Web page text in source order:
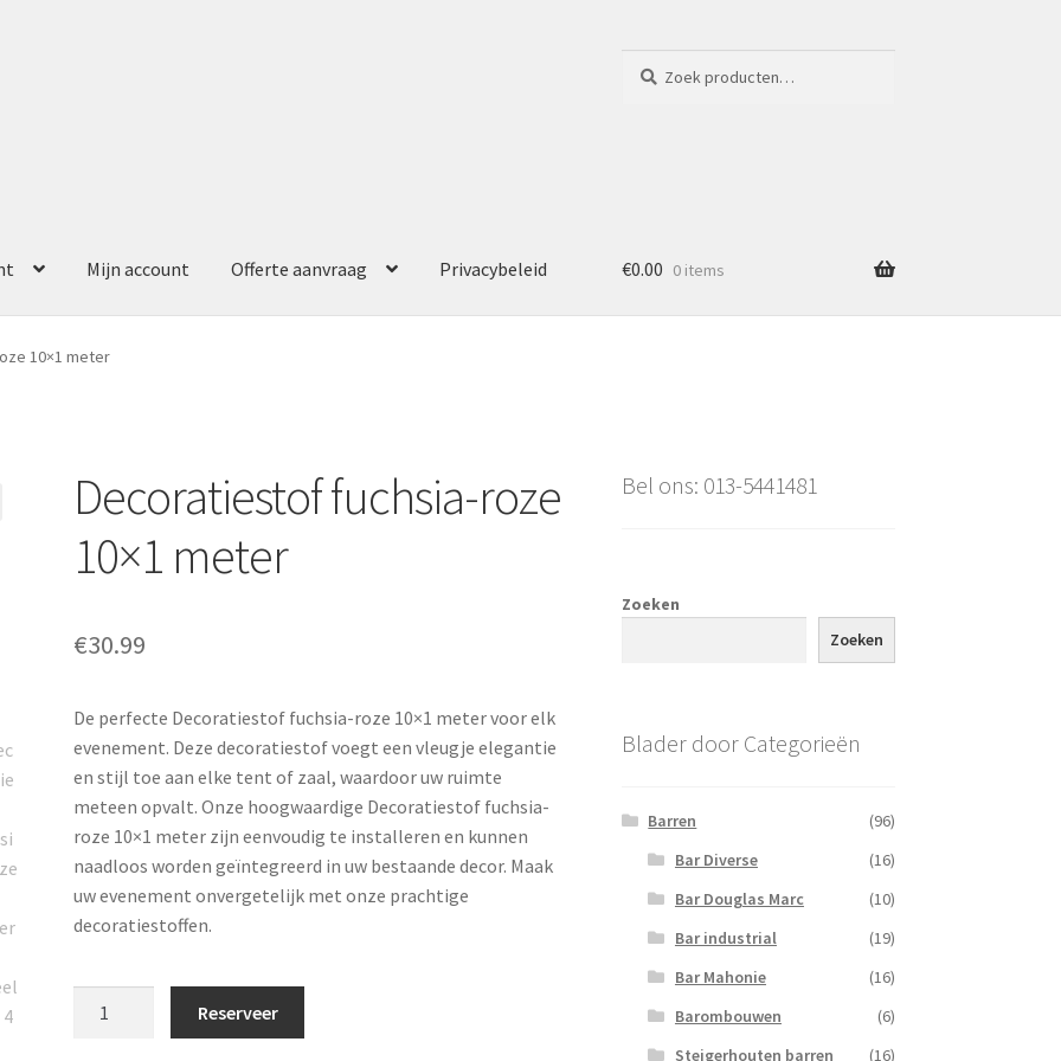
naar:
Mijn account Offerte aanvraag Privacybeleid
Offerte aanvraag
€0.00 0 items
10×1 meter
Decoratiestof fuchsia-roze
10×1 meter
€30.99
De perfecte Decoratiestof fuchsia-roze 10×1 meter voor elk
evenement. Deze decoratiestof voegt een vleugje elegantie
en stijl toe aan elke tent of zaal, waardoor uw ruimte
meteen opvalt. Onze hoogwaardige Decoratiestof fuchsia-
roze 10×1 meter zijn eenvoudig te installeren en kunnen
naadloos worden geïntegreerd in uw bestaande decor. Maak
uw evenement onvergetelijk met onze prachtige
decoratiestoffen.
Reserveer
Bel ons: 013-5441481
Zoeken
Zoeken
Blader door Categorieën
Barren
(96)
Bar Diverse
(16)
Bar Douglas Marc
(10)
Bar industrial
(19)
Bar Mahonie
(16)
Barombouwen
(6)
Steigerhouten barren
(16)